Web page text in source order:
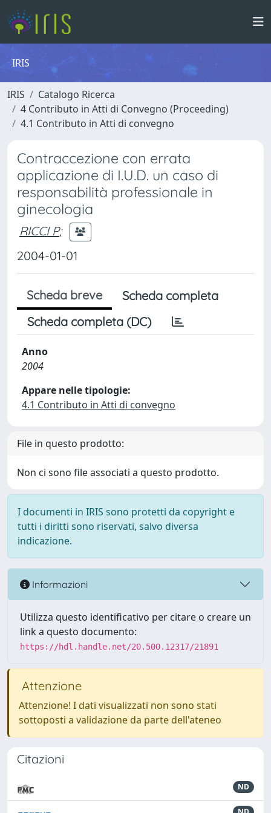
IRIS
IRIS
Catalogo Ricerca
4 Contributo in Atti di Convegno (Proceeding)
4.1 Contributo in Atti di convegno
Contraccezione con errata
applicazione di I.U.D. un caso di
responsabilità professionale in
ginecologia
RICCI P;
2004-01-01
Scheda breve
Scheda completa
Scheda completa (DC)
Anno
2004
Appare nelle tipologie:
4.1 Contributo in Atti di convegno
File in questo prodotto:
Non ci sono file associati a questo prodotto.
I documenti in IRIS sono protetti da copyright e
tutti i diritti sono riservati, salvo diversa
indicazione.
Informazioni
Utilizza questo identificativo per citare o creare un
link a questo documento:
https://hdl.handle.net/20.500.12317/21891
Attenzione
Attenzione! I dati visualizzati non sono stati
sottoposti a validazione da parte dell'ateneo
Citazioni
ND